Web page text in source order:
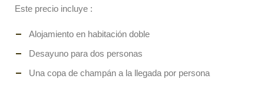
Este precio incluye :
Alojamiento en habitación doble
Desayuno para dos personas
Una copa de champán a la llegada por persona